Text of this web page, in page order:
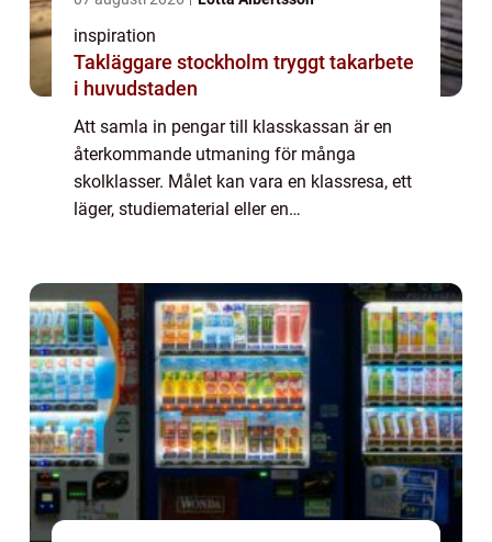
inspiration
Takläggare stockholm tryggt takarbete
i huvudstaden
Att samla in pengar till klasskassan är en
återkommande utmaning för många
skolklasser. Målet kan vara en klassresa, ett
läger, studiematerial eller en
rättvis för eleverna...